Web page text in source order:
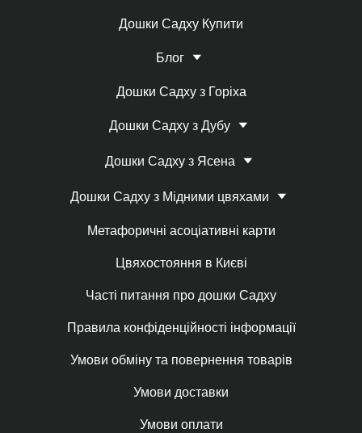
Дошки Садху Купити
Блог
Дошки Садху з Горіха
Дошки Садху з Дубу
Дошки Садху з Ясена
Дошки Садху з Мідними цвяхами
Метафоричні асоціативні карти
Цвяхостояння в Києві
Часті питання про дошки Садху
Правила конфіденційності інформації
Умови обміну та повернення товарів
Умови доставки
Умови оплати